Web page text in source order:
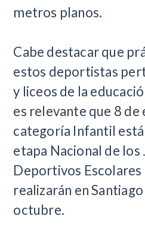
metros planos.
Cabe destacar que
estos deportistas
y liceos de la
es relevante que 8 de
categoría Infantil
etapa Nacional de los
Deportivos Escolares
realizarán en
octubre.